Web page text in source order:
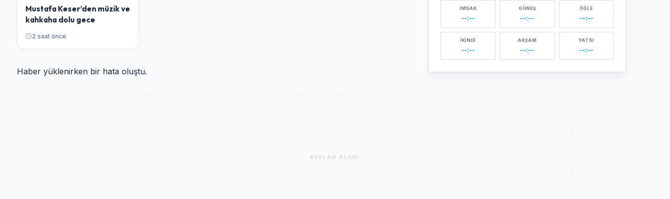
Mustafa Keser’den müzik ve
kahkaha dolu gece
2 saat önce
Haber yüklenirken bir hata oluştu.
İMSAK
--:--
GÜNEŞ
--:--
ÖĞLE
--:--
İKINDI
--:--
AKŞAM
--:--
YATSI
--:--
REKLAM ALANI